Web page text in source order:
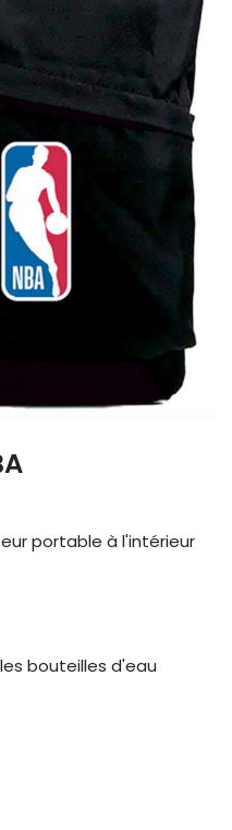
portable à l'intérieur
bouteilles d'eau